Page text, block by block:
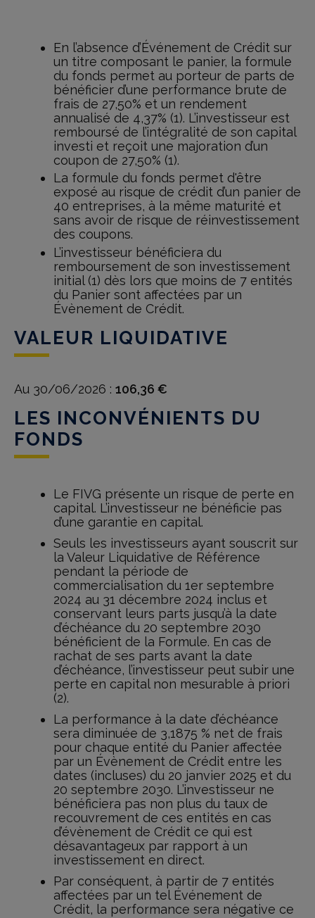
En l’absence d’Événement de Crédit sur
un titre composant le panier, la formule
du fonds permet au porteur de parts de
bénéficier d’une performance brute de
frais de 27,50% et un rendement
annualisé de 4,37% (1). L’investisseur est
remboursé de l’intégralité de son capital
investi et reçoit une majoration d’un
coupon de 27,50% (1).
La formule du fonds permet d'être
exposé au risque de crédit d’un panier de
40 entreprises, à la même maturité et
sans avoir de risque de réinvestissement
des coupons.
L’investisseur bénéficiera du
remboursement de son investissement
initial (1) dès lors que moins de 7 entités
du Panier sont affectées par un
Évènement de Crédit.
VALEUR LIQUIDATIVE
Au 30/06/2026 : 106,36 €
LES INCONVÉNIENTS DU
FONDS
Le FIVG présente un risque de perte en
capital. L’investisseur ne bénéficie pas
d’une garantie en capital.
Seuls les investisseurs ayant souscrit sur
la Valeur Liquidative de Référence
pendant la période de
commercialisation du 1er septembre
2024 au 31 décembre 2024 inclus et
conservant leurs parts jusqu’à la date
d’échéance du 20 septembre 2030
bénéficient de la Formule. En cas de
rachat de ses parts avant la date
d’échéance, l’investisseur peut subir une
perte en capital non mesurable à priori
(2).
La performance à la date d’échéance
sera diminuée de 3,1875 % net de frais
pour chaque entité du Panier affectée
par un Évènement de Crédit entre les
dates (incluses) du 20 janvier 2025 et du
20 septembre 2030. L’investisseur ne
bénéficiera pas non plus du taux de
recouvrement de ces entités en cas
d’évènement de Crédit ce qui est
désavantageux par rapport à un
investissement en direct.
Par conséquent, à partir de 7 entités
affectées par un tel Événement de
Crédit, la performance sera négative ce